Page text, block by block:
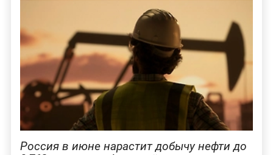
Россия в июне нарастит добычу нефти до